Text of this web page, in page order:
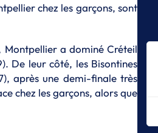
chez les garçons, sont
Montpellier a dominé Créteil
De leur côté, les Bisontines
après une demi-finale très
chez les garçons, alors que